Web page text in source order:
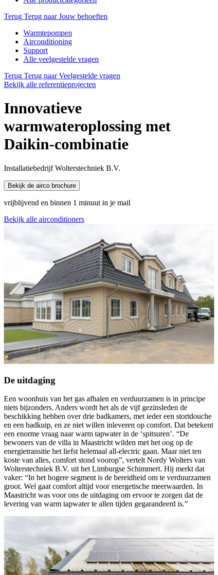
Terug Terug naar Jouw behoeften
Warmtepompen
Airconditioning
Support
Alle veelgestelde vragen
Terug Terug naar Veelgestelde vragen
Bekijk alle referentieprojecten
Innovatieve
warmwateroplossing met
Daikin-combinatie
Installatiebedrijf Wolterstechniek B.V.
Bekijk de airco brochure
vrijblijvend en binnen 1 minuut in je mail
Bekijk alle airconditioners
De uitdaging
Een woonhuis van het gas afhalen en verduurzamen is in principe
niets bijzonders. Anders wordt het als de vijf gezinsleden de
beschikking hebben over drie badkamers, met ieder een stortdouche
en een badkuip, en ze niet willen inleveren op comfort. Dat betekent
een enorme vraag naar warm tapwater in de ‘spitsuren’. “De
bewoners van de villa in Maastricht wilden met het oog op de
energietransitie het liefst helemaal all-electric gaan. Maar niet ten
koste van alles, comfort stond voorop”, vertelt Nordy Wolters van
Wolterstechniek B.V. uit het Limburgse Schimmert. Hij merkt dat
vaker: “In het hogere segment is de bereidheid om te verduurzamen
groot. Wel gaat comfort altijd voor energetische meerwaarden. In
Maastricht was voor ons de uitdaging om ervoor te zorgen dat de
levering van warm tapwater te allen tijden gegarandeerd is.”